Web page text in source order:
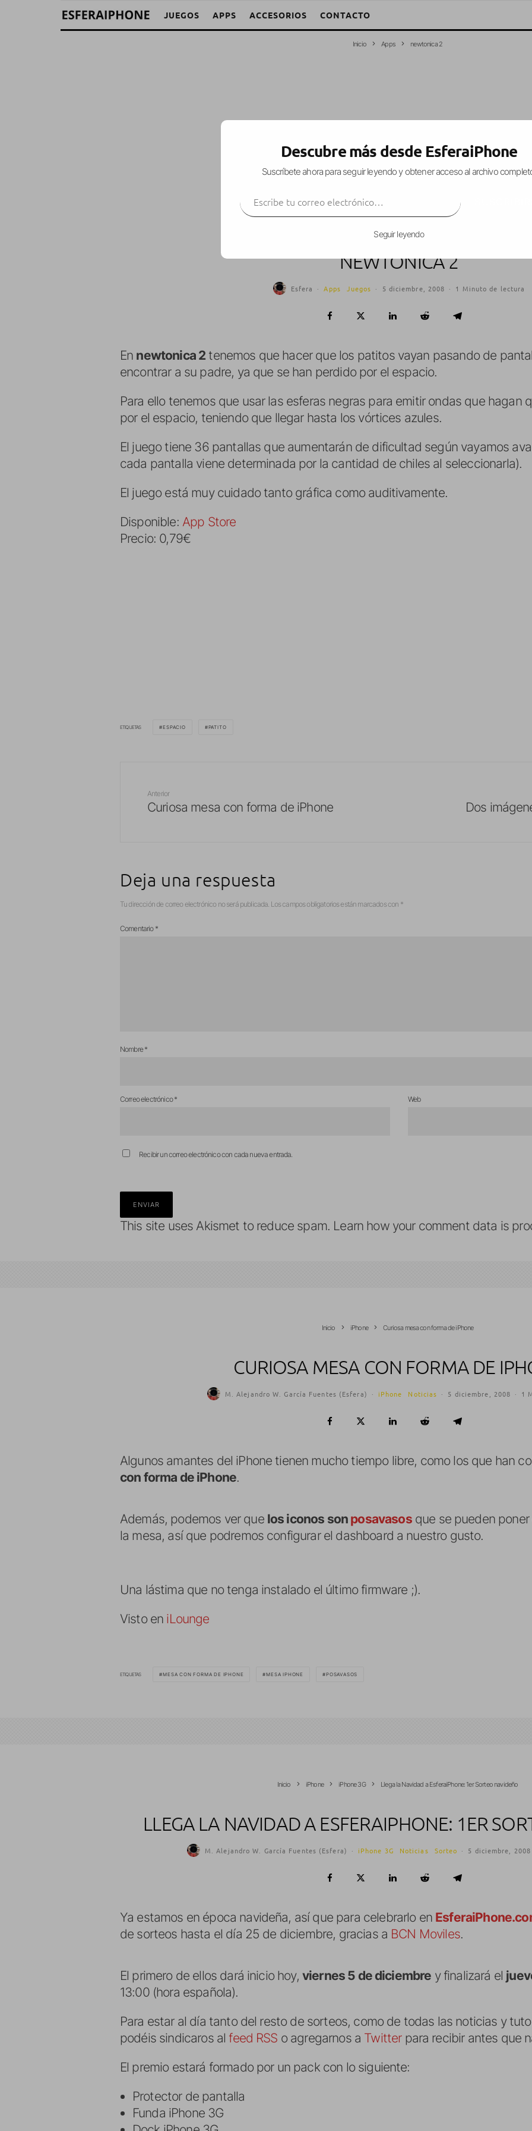
JUEGOS APPS ACCESORIOS CONTACTO
Inicio Apps newtonica 2
NEWTONICA 2
Esfera · Apps Juegos · 5 diciembre, 2008 · 1 Minuto de lectura
En newtonica 2 tenemos que hacer que los patitos vayan pasando de
encontrar a su padre, ya que se han perdido por el espacio.
Para ello tenemos que usar las esferas negras para emitir ondas que hagan
por el espacio, teniendo que llegar hasta los vórtices azules.
El juego tiene 36 pantallas que aumentarán de dificultad según vayamos
cada pantalla viene determinada por la cantidad de chiles al seleccionarla).
El juego está muy cuidado tanto gráfica como auditivamente.
Disponible: App Store
Precio: 0,79€
ETIQUETAS ESPACIO PATITO
Anterior
Curiosa mesa con forma de iPhone Dos
Deja una respuesta
Tu dirección de correo electrónico no será publicada. Los campos obligatorios están marcados con *
Comentario *
Nombre*
Correo electrónico* Web
Recibir un correo electrónico con cada nueva entrada.
This site uses Akismet to reduce spam. Learn how your comment data is
Inicio iPhone Curiosa mesa con forma de iPhone
CURIOSA MESA CON FORMA DE
M. Alejandro W. García Fuentes (Esfera) · iPhone Noticias · 5 diciembre, 2008 · 1
Algunos amantes del iPhone tienen mucho tiempo libre, como los que han
con forma de iPhone.
Además, podemos ver que los iconos son posavasosque se pueden poner
la mesa, así que podremos configurar el dashboard a nuestro gusto.
Una lástima que no tenga instalado el último firmware ;).
Visto en iLounge
ETIQUETAS MESA CON FORMA DE IPHONE MESA IPHONE POSAVASOS
Inicio iPhone iPhone 3G Llega la Navidad a EsferaiPhone: 1er Sorteo navideño
LLEGA LA NAVIDAD A ESFERAIPHONE: 1ER
M. Alejandro W. García Fuentes (Esfera) · iPhone 3G Noticias Sorteo · 5 diciembre, 2008
Ya estamos en época navideña, así que para celebrarlo en
de sorteos hasta el día 25 de diciembre, gracias a BCN Moviles.
El primero de ellos dará inicio hoy, viernes 5 de diciembre y finalizará el
13:00 (hora española).
Para estar al día tanto del resto de sorteos, como de todas las noticias y
podéis sindicaros al feed RSS o agregarnos a Twitterpara recibir antes que
El premio estará formado por un pack con lo siguiente:
Protector de pantalla
Funda iPhone 3G
Descubre más desde EsferaiPhone
Suscríbete ahora para seguir leyendo y obtener acceso al archivo
Seguir leyendo